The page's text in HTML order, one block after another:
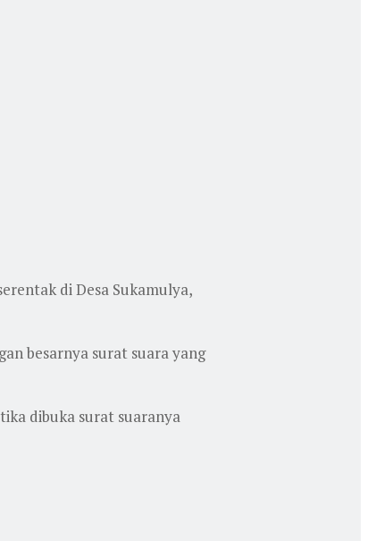
di Desa Sukamulya,
besarnya surat suara yang
dibuka surat suaranya